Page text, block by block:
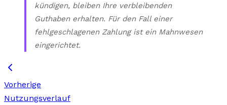
kündigen, bleiben Ihre verbleibenden
Guthaben erhalten. Für den Fall einer
fehlgeschlagenen Zahlung ist ein Mahnwesen
eingerichtet.
Vorherige
Nutzungsverlauf